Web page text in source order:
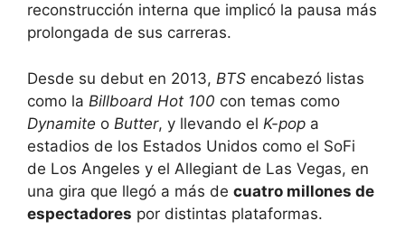
reconstrucción interna que implicó la pausa más
prolongada de sus carreras.
Desde su debut en 2013, BTS encabezó listas
como la Billboard Hot 100 con temas como
Dynamite o Butter, y llevando el K-pop a
estadios de los Estados Unidos como el SoFi
de Los Angeles y el Allegiant de Las Vegas, en
una gira que llegó a más de cuatro millones de
espectadores por distintas plataformas.